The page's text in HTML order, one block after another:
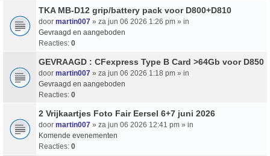
TKA MB-D12 grip/battery pack voor D800+D810
door martin007 » za jun 06 2026 1:26 pm » in
Gevraagd en aangeboden
Reacties: 0
GEVRAAGD : CFexpress Type B Card >64Gb voor D850
door martin007 » za jun 06 2026 1:18 pm » in
Gevraagd en aangeboden
Reacties: 0
2 Vrijkaartjes Foto Fair Eersel 6+7 juni 2026
door martin007 » za jun 06 2026 12:41 pm » in
Komende evenementen
Reacties: 0